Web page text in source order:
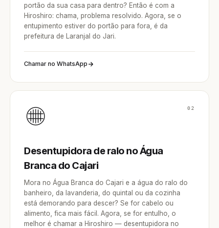
portão da sua casa para dentro? Então é com a
Hiroshiro: chama, problema resolvido. Agora, se o
entupimento estiver do portão para fora, é da
prefeitura de Laranjal do Jari.
Chamar no WhatsApp
02
Desentupidora de ralo no Água
Branca do Cajari
Mora no Água Branca do Cajari e a água do ralo do
banheiro, da lavanderia, do quintal ou da cozinha
está demorando para descer? Se for cabelo ou
alimento, fica mais fácil. Agora, se for entulho, o
melhor é chamar a Hiroshiro — desentupidora no